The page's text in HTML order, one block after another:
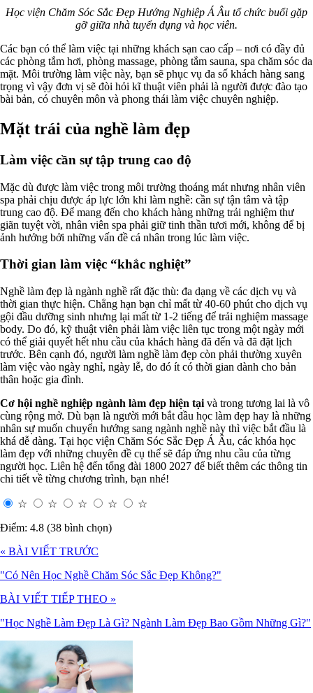
Học viện Chăm Sóc Sắc Đẹp Hướng Nghiệp Á Âu tổ chức buổi gặp
gỡ giữa nhà tuyển dụng và học viên.
Các bạn có thể làm việc tại những khách sạn cao cấp – nơi có đầy đủ
các phòng tắm hơi, phòng massage, phòng tắm sauna, spa chăm sóc da
mặt. Môi trường làm việc này, bạn sẽ phục vụ đa số khách hàng sang
trọng vì vậy đơn vị sẽ đòi hỏi kĩ thuật viên phải là người được đào tạo
bài bản, có chuyên môn và phong thái làm việc chuyên nghiệp.
Mặt trái của nghề làm đẹp
Làm việc cần sự tập trung cao độ
Mặc dù được làm việc trong môi trường thoáng mát nhưng nhân viên
spa phải chịu được áp lực lớn khi làm nghề: cần sự tận tâm và tập
trung cao độ. Để mang đến cho khách hàng những trải nghiệm thư
giãn tuyệt vời, nhân viên spa phải giữ tinh thần tươi mới, không để bị
ảnh hưởng bởi những vấn đề cá nhân trong lúc làm việc.
Thời gian làm việc “khắc nghiệt”
Nghề làm đẹp là ngành nghề rất đặc thù: đa dạng về các dịch vụ và
thời gian thực hiện. Chẳng hạn bạn chỉ mất từ 40-60 phút cho dịch vụ
gội đầu dưỡng sinh nhưng lại mất từ 1-2 tiếng để trải nghiệm massage
body. Do đó, kỹ thuật viên phải làm việc liên tục trong một ngày mới
có thể giải quyết hết nhu cầu của khách hàng đã đến và đã đặt lịch
trước. Bên cạnh đó, người làm nghề làm đẹp còn phải thường xuyên
làm việc vào ngày nghỉ, ngày lễ, do đó ít có thời gian dành cho bản
thân hoặc gia đình.
Cơ hội nghề nghiệp ngành làm đẹp hiện tại và trong tương lai là vô
cùng rộng mở. Dù bạn là người mới bắt đầu học làm đẹp hay là những
nhân sự muốn chuyển hướng sang ngành nghề này thì việc bắt đầu là
khá dễ dàng. Tại học viện Chăm Sóc Sắc Đẹp Á Âu, các khóa học
làm đẹp với những chuyên đề cụ thể sẽ đáp ứng nhu cầu của từng
người học. Liên hệ đến tổng đài 1800 2027 để biết thêm các thông tin
chi tiết về từng chương trình, bạn nhé!
☆ ☆ ☆ ☆
☆
Điểm: 4.8 (38 bình chọn)
« BÀI VIẾT TRƯỚC
"Có Nên Học Nghề Chăm Sóc Sắc Đẹp Không?"
BÀI VIẾT TIẾP THEO »
"Học Nghề Làm Đẹp Là Gì? Ngành Làm Đẹp Bao Gồm Những Gì?"